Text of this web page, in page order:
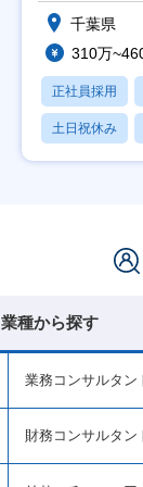
千葉県
310万
正社員採用
土日祝休み
産休・育休あり
業種から探す
業務コンサルタン
財務コンサルタン